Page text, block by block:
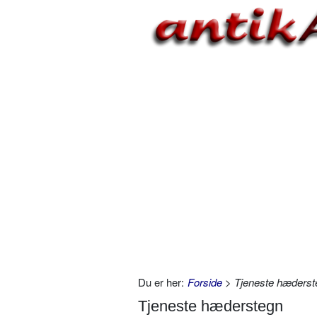
Du er her: Forside > Tjeneste
Tjeneste hæderstegn